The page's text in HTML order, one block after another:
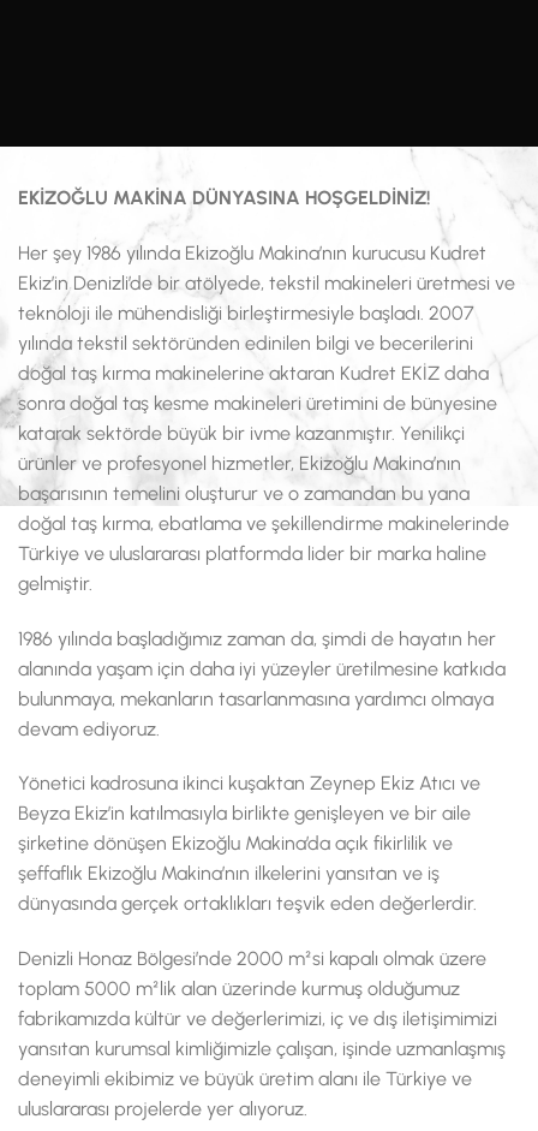
EKİZOĞLU MAKİNA DÜNYASINA HOŞGELDİNİZ!
Her şey 1986 yılında Ekizoğlu Makina’nın kurucusu Kudret
Ekiz’in Denizli’de bir atölyede, tekstil makineleri üretmesi ve
teknoloji ile mühendisliği birleştirmesiyle başladı. 2007
yılında tekstil sektöründen edinilen bilgi ve becerilerini
doğal taş kırma makinelerine aktaran Kudret EKİZ daha
sonra doğal taş kesme makineleri üretimini de bünyesine
katarak sektörde büyük bir ivme kazanmıştır. Yenilikçi
ürünler ve profesyonel hizmetler, Ekizoğlu Makina’nın
başarısının temelini oluşturur ve o zamandan bu yana
doğal taş kırma, ebatlama ve şekillendirme makinelerinde
Türkiye ve uluslararası platformda lider bir marka haline
gelmiştir.
1986 yılında başladığımız zaman da, şimdi de hayatın her
alanında yaşam için daha iyi yüzeyler üretilmesine katkıda
bulunmaya, mekanların tasarlanmasına yardımcı olmaya
devam ediyoruz.
Yönetici kadrosuna ikinci kuşaktan Zeynep Ekiz Atıcı ve
Beyza Ekiz’in katılmasıyla birlikte genişleyen ve bir aile
şirketine dönüşen Ekizoğlu Makina’da açık fikirlilik ve
şeffaflık Ekizoğlu Makina’nın ilkelerini yansıtan ve iş
dünyasında gerçek ortaklıkları teşvik eden değerlerdir.
Denizli Honaz Bölgesi’nde 2000 m²si kapalı olmak üzere
toplam 5000 m²lik alan üzerinde kurmuş olduğumuz
fabrikamızda kültür ve değerlerimizi, iç ve dış iletişimimizi
yansıtan kurumsal kimliğimizle çalışan, işinde uzmanlaşmış
deneyimli ekibimiz ve büyük üretim alanı ile Türkiye ve
uluslararası projelerde yer alıyoruz.